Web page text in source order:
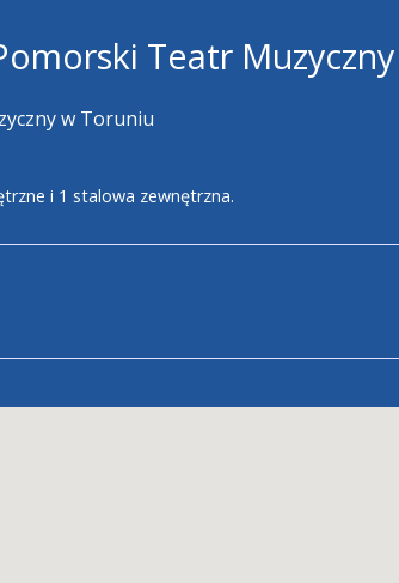
Teatr
w Toruniu
i 1 stalowa zewnętrzna.